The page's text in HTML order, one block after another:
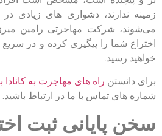
زمینه ندارند، دشواری های زیادی
می‌شوند، شرکت مهاجرتی رامین
اختراع شما را پیگیری کرده و در سریع
خواهید رسید.
برای دانستن راه های مهاجرت به
شماره های تماس با ما در ارتباط باشید.
سخن پایانی ثبت